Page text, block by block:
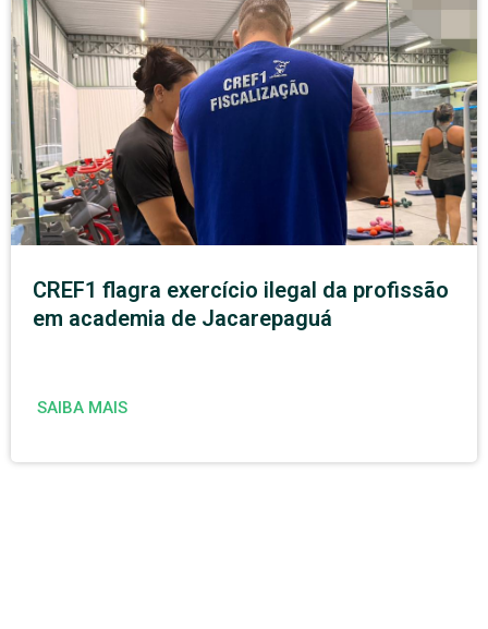
CREF1 flagra exercício ilegal da profissão
em academia de Jacarepaguá
SAIBA MAIS